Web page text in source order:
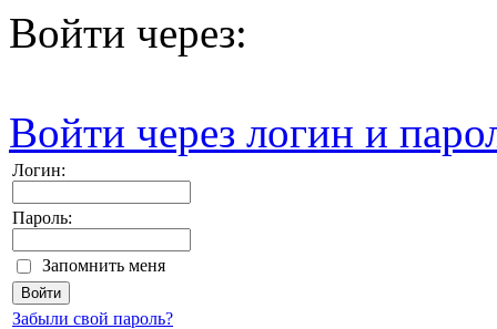
Войти через:
Войти через логин и
Логин:
Пароль:
Запомнить меня
Забыли свой пароль?